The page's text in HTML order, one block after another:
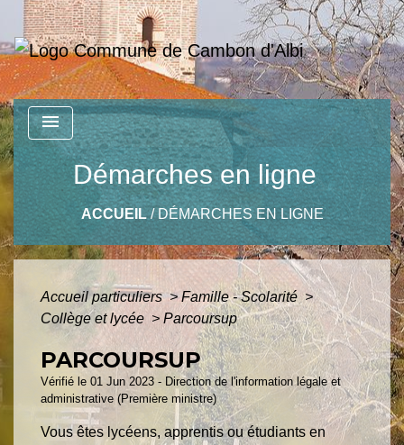
menu
Démarches en ligne
ACCUEIL/DÉMARCHES EN LIGNE
Accueil particuliers> Famille - Scolarité >
Collège et lycée > Parcoursup
PARCOURSUP
Vérifié le 01 Jun 2023 - Direction de l'information légale et
administrative (Première ministre)
Vous êtes lycéens, apprentis ou étudiants en